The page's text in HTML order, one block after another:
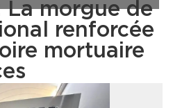
La morgue de
renforcée
mortuaire